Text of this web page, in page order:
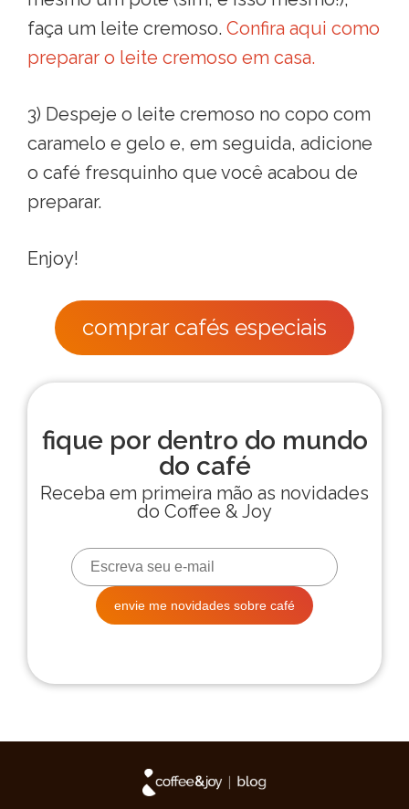
faça um leite cremoso. Confira aqui como
preparar o leite cremoso em casa.
3) Despeje o leite cremoso no copo com
caramelo e gelo e, em seguida, adicione
o café fresquinho que você acabou de
preparar.
Enjoy!
comprar cafés especiais